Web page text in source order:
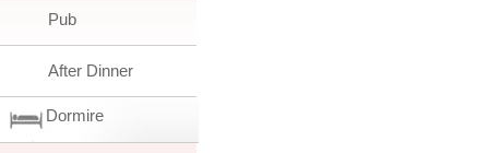
Pub
After Dinner
Dormire